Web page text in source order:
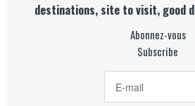
destinations, site to visit, good
Abonnez-vous
Subscribe